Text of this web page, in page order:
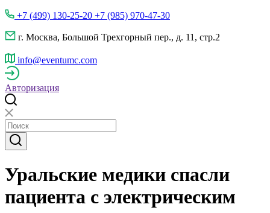
+7 (499) 130-25-20 +7 (985) 970-47-30
г. Москва, Большой Трехгорный пер., д. 11, стр.2
info@eventumc.com
Авторизация
Уральские медики спасли
пациента с электрическим